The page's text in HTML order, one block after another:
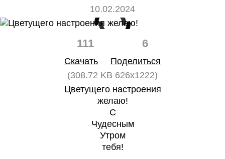
10.02.2024
111 6
Скачать
Поделиться
(308.72 KB 626x1222)
Цветущего настроения
желаю!
С
Чудесным
Утром
тебя!